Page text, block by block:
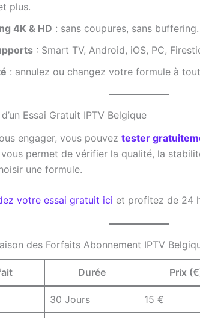
plus.
4K & HD : sans coupures, sans buffering.
: Smart TV, Android, iOS, PC,
: annulez ou changez votre formule à
Essai Gratuit IPTV Belgique
engager, vous pouvez tester
vous permet de vérifier la qualité, la
une formule.
votre essai gratuit ici et profitez de 24
des Forfaits Abonnement IPTV
Durée Prix
30 Jours 15 €